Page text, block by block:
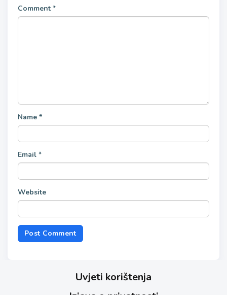
Comment *
Name *
Email *
Website
Uvjeti korištenja